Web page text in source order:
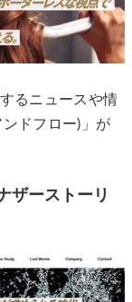
るニュースや情
ドフロー)」が
ザーストーリ